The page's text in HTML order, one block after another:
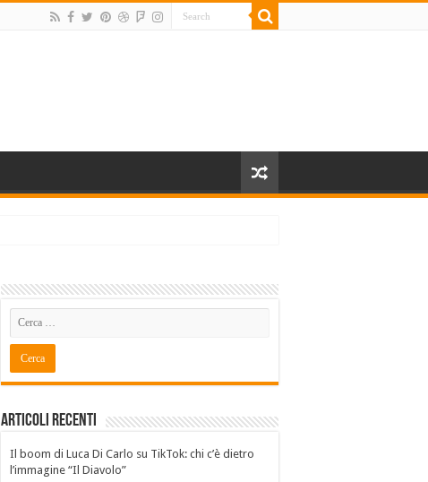
Articoli recenti
Il boom di Luca Di Carlo su TikTok: chi c’è dietro
l’immagine “Il Diavolo”